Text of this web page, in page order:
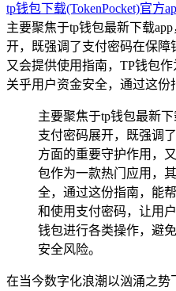
tp钱包下载(TokenPocket)官方
主要聚焦于tp钱包最新下载
开，既强调了支付密码在保障
又会提供使用指南，TP钱包
关乎用户资金安全，通过这份
主要聚焦于tp钱包最新
支付密码展开，既强调
方面的重要守护作用，
包作为一款热门应用，
全，通过这份指南，能
和使用支付密码，让用
钱包进行各类操作，避
安全风险。
在当今数字化浪潮以汹涌之势